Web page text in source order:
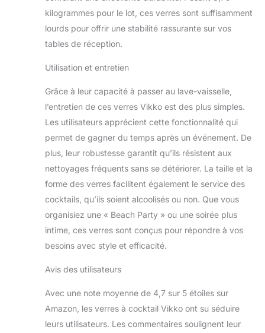
Pina Coladas ? Daquiris
verres fonctionnent
glacées préférées, pour
siroter une bière corsée
avec style, ou pour
présenter le cocktail
C'est une façon
amusante de boire de
l'eau, du jus ou de la
limonade Ensemble de
des amis et laissez le
plaisir commencer. Ces
verres ouragan sont
préférés avec style. Ils
sont amusants et
passionnants et sont
kilogrammes pour le lot, ces verres sont suffisamment
lourds pour offrir une stabilité rassurante sur vos
tables de réception.
Utilisation et entretien
Grâce à leur capacité à passer au lave-vaisselle,
l’entretien de ces verres Vikko est des plus simples.
Les utilisateurs apprécient cette fonctionnalité qui
permet de gagner du temps après un événement. De
plus, leur robustesse garantit qu’ils résistent aux
nettoyages fréquents sans se détériorer. La taille et la
forme des verres facilitent également le service des
cocktails, qu’ils soient alcoolisés ou non. Que vous
organisiez une « Beach Party » ou une soirée plus
intime, ces verres sont conçus pour répondre à vos
besoins avec style et efficacité.
Avis des utilisateurs
Avec une note moyenne de 4,7 sur 5 étoiles sur
Amazon, les verres à cocktail Vikko ont su séduire
leurs utilisateurs. Les commentaires soulignent leur